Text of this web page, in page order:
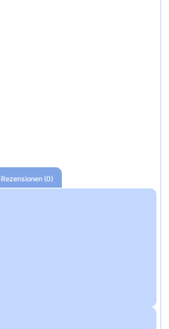
Rezensionen (0)